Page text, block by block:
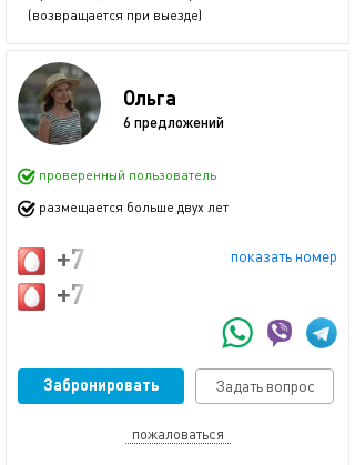
(возвращается при выезде)
Ольга
6 предложений
проверенный пользователь
размещается больше двух лет
показать номер
+7 (911) 098-50-55
+7 (911) 036-31-27
Забронировать Задать вопрос
пожаловаться